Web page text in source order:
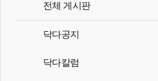
전체 게시판
닥다공지
닥다칼럼